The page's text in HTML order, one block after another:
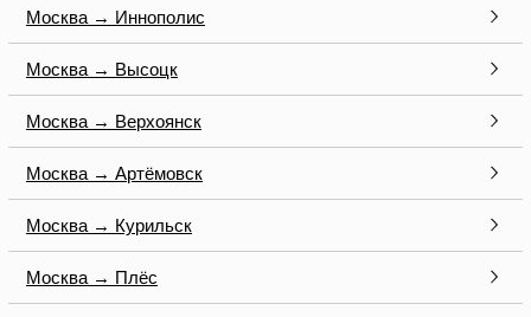
Москва → Иннополис
Москва → Высоцк
Москва → Верхоянск
Москва → Артёмовск
Москва → Курильск
Москва → Плёс